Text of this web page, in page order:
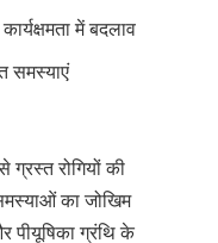
में बदलाव
समस्याएं
रोगियों की
समस्याओं का जोखिम
पीयूषिका ग्रंथि के